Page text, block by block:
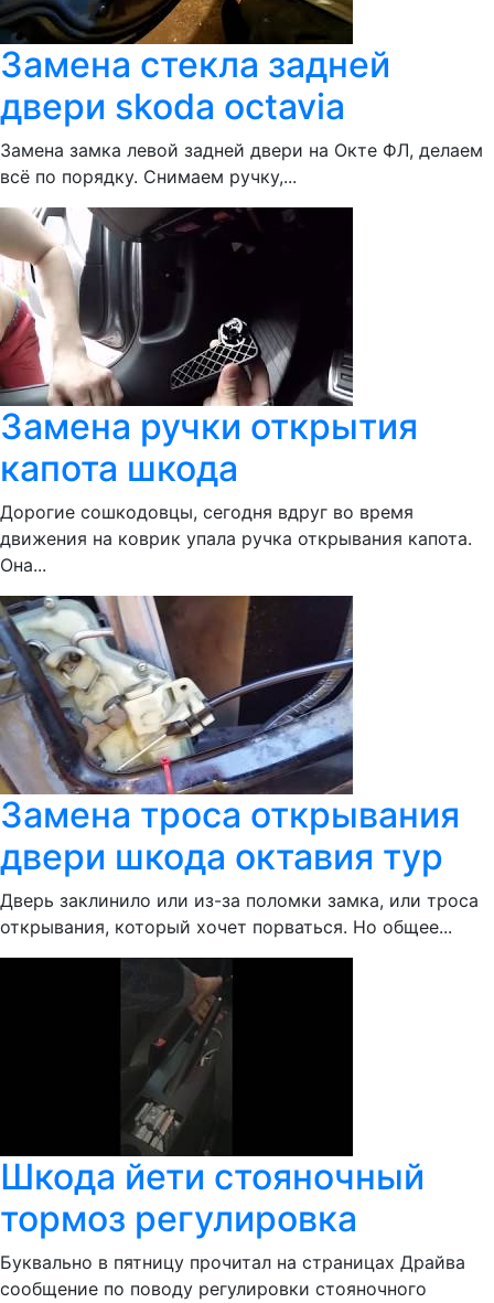
Замена стекла задней
двери skoda octavia
Замена замка левой задней двери на Окте ФЛ, делаем
всё по порядку. Снимаем ручку,...
Замена ручки открытия
капота шкода
Дорогие сошкодовцы, сегодня вдруг во время
движения на коврик упала ручка открывания капота.
Она...
Замена троса открывания
двери шкода октавия тур
Дверь заклинило или из-за поломки замка, или троса
открывания, который хочет порваться. Но общее...
Шкода йети стояночный
тормоз регулировка
Буквально в пятницу прочитал на страницах Драйва
сообщение по поводу регулировки стояночного